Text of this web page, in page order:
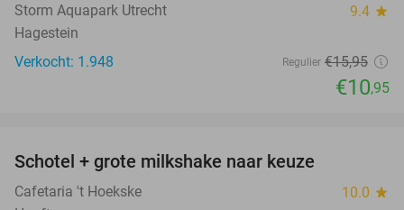
Storm Aquapark Utrecht 9.4 star
Hagestein
Verkocht: 1.948
Regulier €15,95
€10,95
Schotel + grote milkshake naar keuze
Cafetaria 't Hoekske 10.0 star